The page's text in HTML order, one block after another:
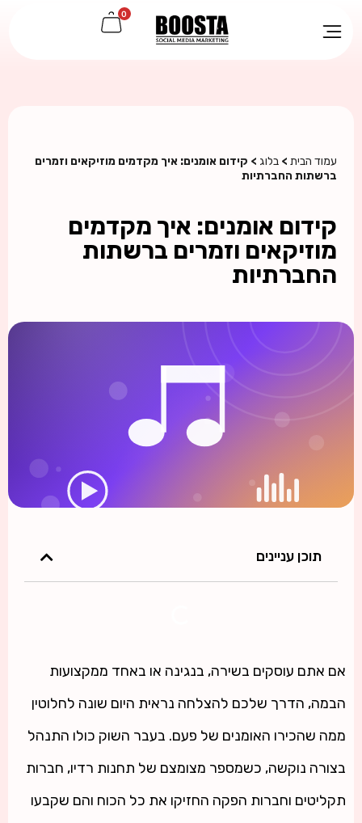
0
עמוד הבית >בלוג > קידום אומנים: איך מקדמים מוזיקאים וזמרים
ברשתות החברתיות
קידום אומנים: איך מקדמים
מוזיקאים וזמרים ברשתות
החברתיות
תוכן עניינים
אם אתם עוסקים בשירה, בנגינה או באחד ממקצועות
הבמה, הדרך שלכם להצלחה נראית היום שונה לחלוטין
ממה שהכירו האומנים של פעם. בעבר השוק כולו התנהל
בצורה נוקשה, כשמספר מצומצם של תחנות רדיו, חברות
תקליטים וחברות הפקה החזיקו את כל הכוח והם שקבעו